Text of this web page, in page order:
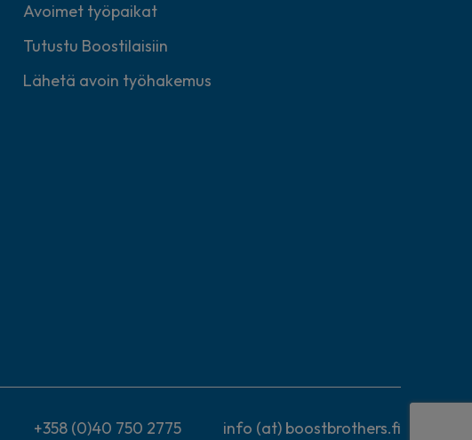
Avoimet työpaikat
Tutustu Boostilaisiin
Lähetä avoin työhakemus
+358 (0)40 750 2775 info (at) boostbrothers.fi